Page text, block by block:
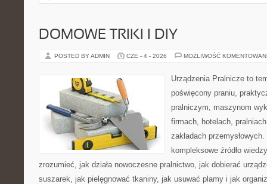
DOMOWE TRIKI I DIY
POSTED BY ADMIN CZE - 4 - 2026 MOŻLIWOŚĆ
Urządzenia Pralnicze to
poświęcony praniu,
pralniczym, maszynom
firmach, hotelach,
zakładach
kompleksowe źródło
zrozumieć, jak działa nowoczesne pralnictwo, jak dobierać
suszarek, jak pielęgnować tkaniny, jak usuwać plamy i jak